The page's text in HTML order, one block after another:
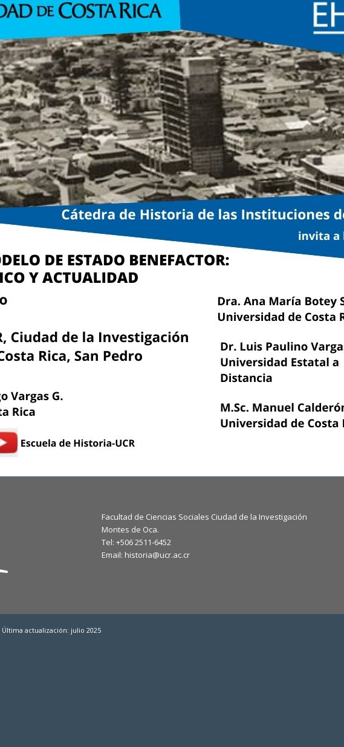
Facultad de Ciencias Sociales Ciudad de la Investigación
Montes de Oca.
Tel: +506 2511-6452
Email: historia@ucr.ac.cr
actualización: julio 2025